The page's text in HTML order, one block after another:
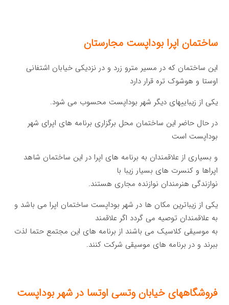
ساختمان اپرا بوداپست مجارستان
این ساختمان که در مسیر مترو زرد و در نزدیکی خیابان اشتفانی
اوستا و هوشوک تره قرار دارد
یکی از زیباییهای دیگر شهر بوداپست محسوب می شود.
در حال حاضر این ساختمان محل برگزاری برنامه های اپرای شهر
بوداپست است
و بسیاری از علاقمندان به برنامه های اپرا در این ساختمان شاهد
اپراها و کنسرت های بسیار زیبا با
نوازندگی هنرمندان نوازنده مجاری هستند.
یکی از زیباترین مکان ها در شهر بوداپست ساختمان اپرا می باشد و
به علاقمندان توصیه می گردد اگر علاقمند
به موسیقی کلاسیک می باشند از برنامه های این مجتمع حتما لذت
ببرند و در برنامه های موسیقی شرکت کنند.
فروشگاههای خیابان وتسی اوتسا در شهر بوداپست